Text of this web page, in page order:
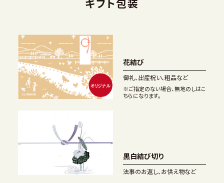
ギフト包装
花結び
御礼、出産祝い、粗品など
※ご指定のない場合、無地のしはこ
ちらになります。
黒白結び切り
法事のお返し、お供え物など